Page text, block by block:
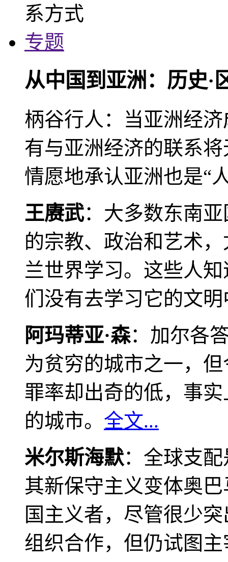
专题
从中国到亚洲：历史·
柄谷行人：当亚洲经
有与亚洲经济的联系
情愿地承认亚洲也是“
王赓武：大多数东南
的宗教、政治和艺术
兰世界学习。这些人
们没有去学习它的文
阿玛蒂亚·森：加尔各
为贫穷的城市之一，
罪率却出奇的低，事
的城市。 全文...
米尔斯海默：全球支
其新保守主义变体奥
国主义者，尽管很少
组织合作，但仍试图